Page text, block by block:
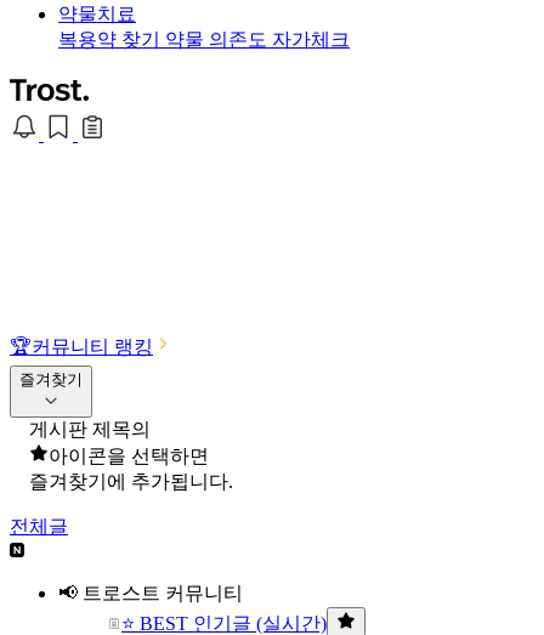
약물치료
복용약 찾기 약물 의존도 자가체크
🏆커뮤니티 랭킹
즐겨찾기
게시판 제목의
아이콘을 선택하면
즐겨찾기에 추가됩니다.
전체글
📢 트로스트 커뮤니티
⭐ BEST 인기글 (실시간)